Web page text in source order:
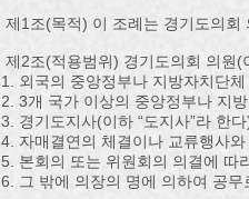
제1조(목적) 이 조례는 경기도의회
제2조(적용범위) 경기도의회 의원(
1. 외국의 중앙정부나 지방자치단
2. 3개 국가 이상의 중앙정부나 지
3. 경기도지사(이하 “도지사”라 한
4. 자매결연의 체결이나 교류행사
5. 본회의 또는 위원회의 의결에 따
6. 그 밖에 의장의 명에 의하여 공